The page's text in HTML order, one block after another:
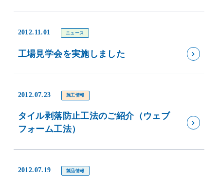
2012.11.01 ニュース
工場見学会を実施しました
2012.07.23 施工情報
タイル剥落防止工法のご紹介（ウェブ
フォーム工法）
2012.07.19 製品情報